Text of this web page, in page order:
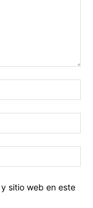
sitio web en este